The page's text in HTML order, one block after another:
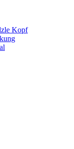
Kopf